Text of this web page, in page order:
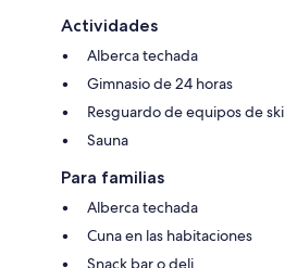
Actividades
Alberca techada
Gimnasio de 24 horas
Resguardo de equipos de ski
Sauna
Para familias
Alberca techada
Cuna en las habitaciones
Snack bar o deli